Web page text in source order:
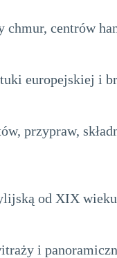
chmur, centrów
europejskiej i
przypraw,
od XIX wieku
i